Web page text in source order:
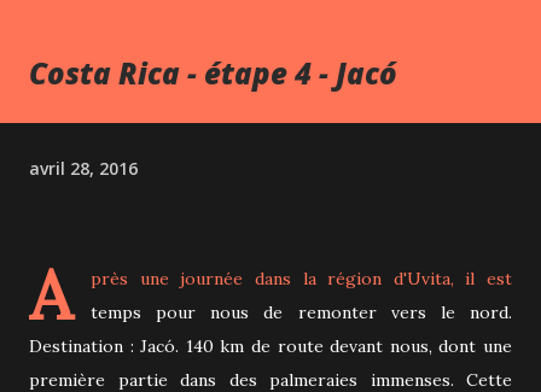
Costa Rica - étape 4 - Jacó
avril 28, 2016
A
près une journée dans la région d'Uvita, il est
temps pour nous de remonter vers le nord.
Destination :Jacó. 140 km de route devant nous, dont une
première partie dans des palmeraies immenses. Cette